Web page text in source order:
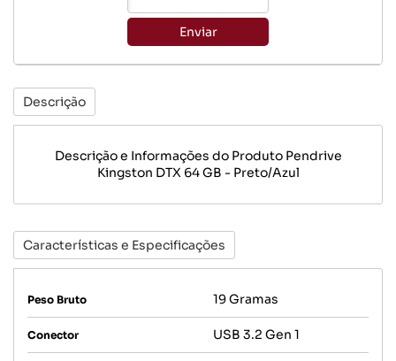
Enviar
Descrição
Descrição e Informações do Produto Pendrive
Kingston DTX 64 GB - Preto/Azul
Características e Especificações
Peso Bruto 19 Gramas
Conector USB 3.2 Gen 1